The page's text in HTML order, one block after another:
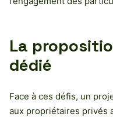
La
dédié
Face à ces défis, un
aux propriétaires privés